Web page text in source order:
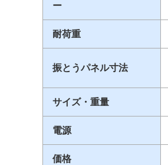
ー
耐荷重
振とうパネル寸法
サイズ・重量
電源
価格